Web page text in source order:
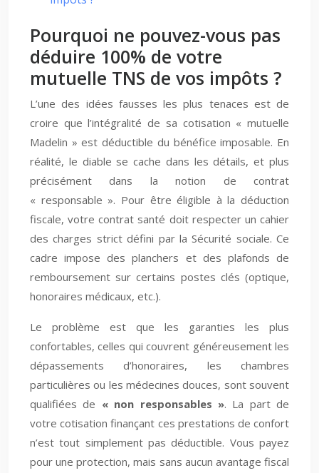
Pourquoi ne pouvez-vous pas
déduire 100% de votre
mutuelle TNS de vos impôts ?
L’une des idées fausses les plus tenaces est de
croire que l’intégralité de sa cotisation « mutuelle
Madelin » est déductible du bénéfice imposable. En
réalité, le diable se cache dans les détails, et plus
précisément dans la notion de contrat
« responsable ». Pour être éligible à la déduction
fiscale, votre contrat santé doit respecter un cahier
des charges strict défini par la Sécurité sociale. Ce
cadre impose des planchers et des plafonds de
remboursement sur certains postes clés (optique,
honoraires médicaux, etc.).
Le problème est que les garanties les plus
confortables, celles qui couvrent généreusement les
dépassements d’honoraires, les chambres
particulières ou les médecines douces, sont souvent
qualifiées de « non responsables ». La part de
votre cotisation finançant ces prestations de confort
n’est tout simplement pas déductible. Vous payez
pour une protection, mais sans aucun avantage fiscal